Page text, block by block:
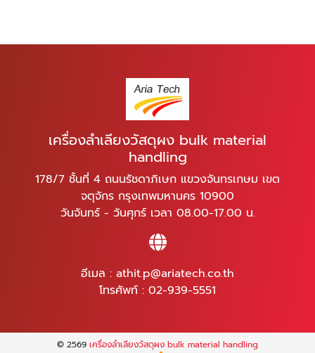
เครื่องลำเลียงวัสดุผง bulk material
handling
178/7 ชั้นที่ 4 ถนนรัชดาภิเษก แขวงจันทรเกษม เขต
จตุจักร กรุงเทพมหานคร 10900
วันจันทร์ - วันศุกร์ เวลา 08.00-17.00 น.
อีเมล : athit.p@ariatech.co.th
โทรศัพท์ : 02-939-5551
© 2569 เครื่องลำเลียงวัสดุผง bulk material handling